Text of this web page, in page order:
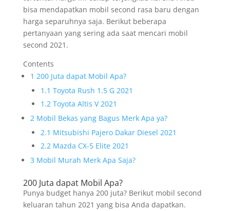
bisa mendapatkan mobil second rasa baru dengan
harga separuhnya saja. Berikut beberapa
pertanyaan yang sering ada saat mencari mobil
second 2021.
Contents
1 200 Juta dapat Mobil Apa?
1.1 Toyota Rush 1.5 G 2021
1.2Toyota Altis V 2021
2Mobil Bekas yang Bagus Merk Apa ya?
2.1 Mitsubishi Pajero Dakar Diesel 2021
2.2Mazda CX-5 Elite 2021
3 Mobil Murah Merk Apa Saja?
200 Juta dapat Mobil Apa?
Punya budget hanya 200 juta? Berikut mobil second
keluaran tahun 2021 yang bisa Anda dapatkan.